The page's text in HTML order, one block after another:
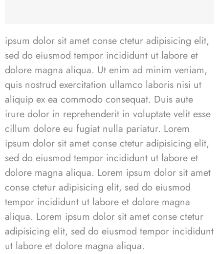
ipsum dolor sit amet conse ctetur adipisicing elit,
sed do eiusmod tempor incididunt ut labore et
dolore magna aliqua. Ut enim ad minim veniam,
quis nostrud exercitation ullamco laboris nisi ut
aliquip ex ea commodo consequat. Duis aute
irure dolor in reprehenderit in voluptate velit esse
cillum dolore eu fugiat nulla pariatur. Lorem
ipsum dolor sit amet conse ctetur adipisicing elit,
sed do eiusmod tempor incididunt ut labore et
dolore magna aliqua. Lorem ipsum dolor sit amet
conse ctetur adipisicing elit, sed do eiusmod
tempor incididunt ut labore et dolore magna
aliqua. Lorem ipsum dolor sit amet conse ctetur
adipisicing elit, sed do eiusmod tempor incididunt
ut labore et dolore magna aliqua.